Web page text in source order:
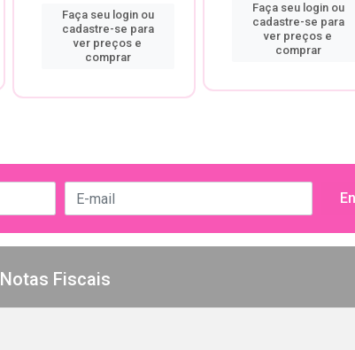
Faça seu login ou
cadastre-se para
ver preços e
comprar
Faça seu login ou
cadastre-se para
ver preços e
comprar
Notas Fiscais